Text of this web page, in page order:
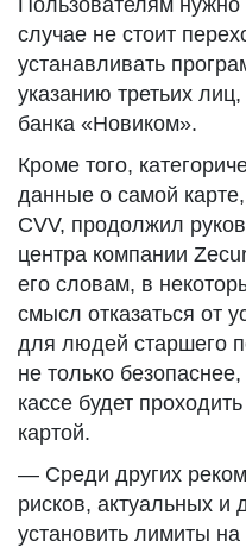
Пользователям
случае не стоит
устанавливать
указанию третьих
банка «Новиком».
Кроме того,
данные о самой
CVV, продолжил
центра компании
его словам, в
смысл отказаться от
для людей старшего
не только
кассе будет
картой.
— Среди других
рисков, актуальных
установить лимиты